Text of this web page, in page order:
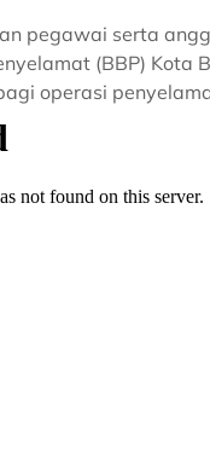
pegawai serta
(BBP) Kota
operasi